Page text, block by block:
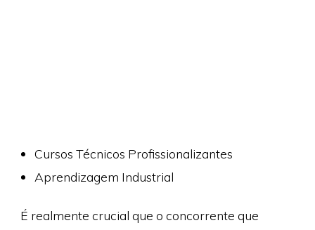
Cursos Técnicos Profissionalizantes
Aprendizagem Industrial
É realmente crucial que o concorrente que